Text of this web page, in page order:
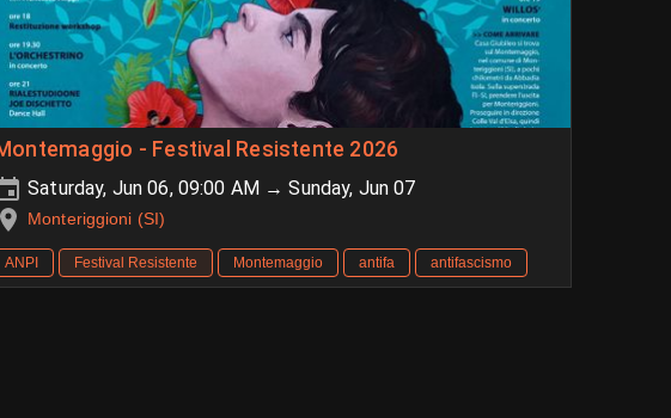
- Festival Resistente 2026
Saturday, Jun 06, 09:00 AM → Sunday, Jun 07
Monteriggioni (SI)
ANPI Festival Resistente Montemaggio antifa antifascismo